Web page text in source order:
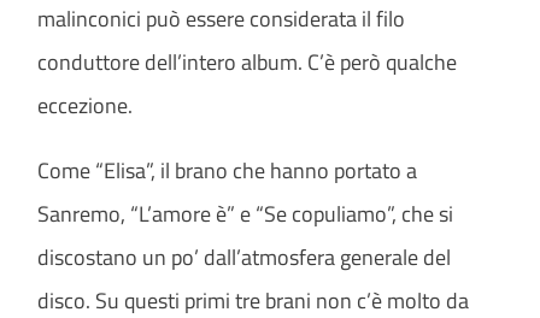
malinconici può essere considerata il filo
conduttore dell’intero album. C’è però qualche
eccezione.
Come “Elisa”, il brano che hanno portato a
Sanremo, “L’amore è” e “Se copuliamo”, che si
discostano un po’ dall’atmosfera generale del
disco. Su questi primi tre brani non c’è molto da